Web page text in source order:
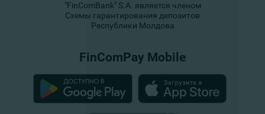
"FinComBank" S.A. является членом
Схемы гарантирования депозитов
Республики Молдова
FinComPay Mobile